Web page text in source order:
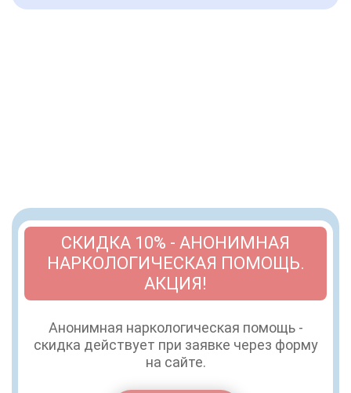
СКИДКА 10% - АНОНИМНАЯ
НАРКОЛОГИЧЕСКАЯ ПОМОЩЬ.
АКЦИЯ!
Анонимная наркологическая помощь -
скидка действует при заявке через форму
на сайте.